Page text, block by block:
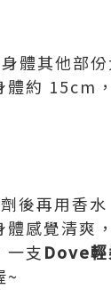
體其他部份
約 15cm
後再用香
感覺清爽
一支Dove輕
~